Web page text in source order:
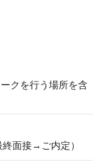
クを行う場所を含
面接→ご内定）